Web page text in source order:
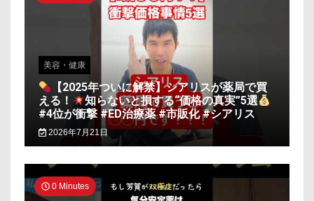
美容・健康
【2025年ついに解禁】シアリスが薬局で買
える！
知らないと損する“価格の真実”5選
#4位が衝撃 #ED治療薬 #市販化 #シアリス
2026年7月21日
0 Minutes